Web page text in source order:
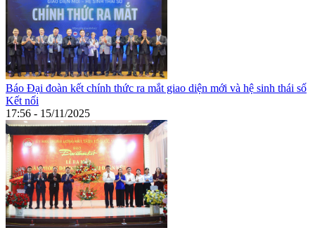
Báo Đại đoàn kết chính thức ra mắt giao diện mới và hệ sinh thái số
Kết nối
17:56 - 15/11/2025